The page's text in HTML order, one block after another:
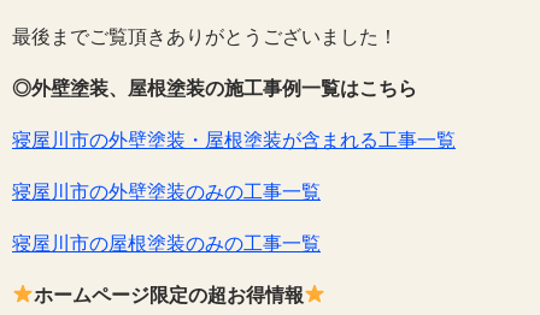
最後までご覧頂きありがとうございました！
◎外壁塗装、屋根塗装の施工事例一覧はこちら
寝屋川市の外壁塗装・屋根塗装が含まれる工事一覧
寝屋川市の外壁塗装のみの工事一覧
寝屋川市の屋根塗装のみの工事一覧
ホームページ限定の超お得情報